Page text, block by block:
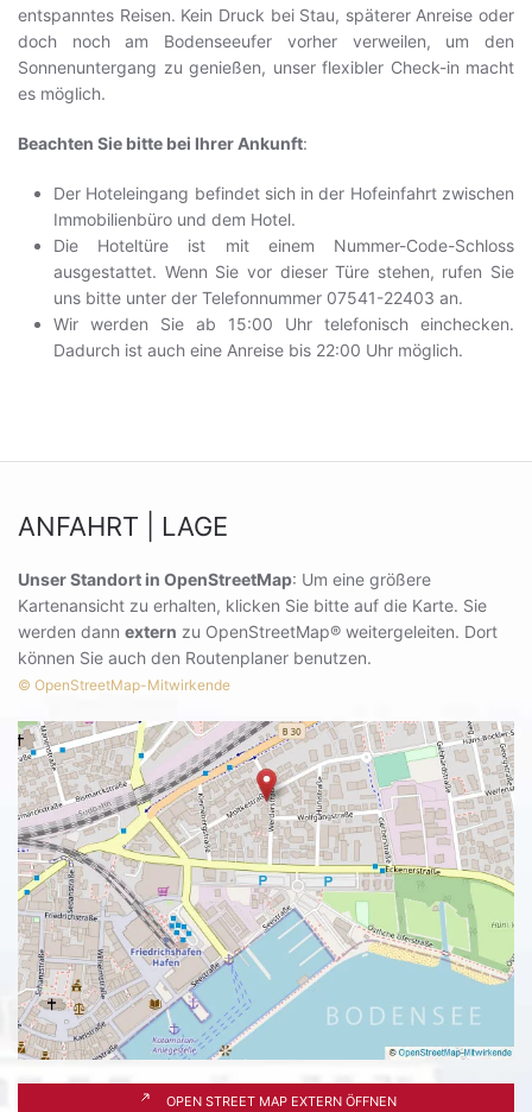
entspanntes Reisen. Kein Druck bei Stau, späterer Anreise oder
doch noch am Bodenseeufer vorher verweilen, um den
Sonnenuntergang zu genießen, unser flexibler Check-in macht
es möglich.
Beachten Sie bitte bei Ihrer Ankunft:
Der Hoteleingang befindet sich in der Hofeinfahrt zwischen
Immobilienbüro und dem Hotel.
Die Hoteltüre ist mit einem Nummer-Code-Schloss
ausgestattet. Wenn Sie vor dieser Türe stehen, rufen Sie
uns bitte unter der Telefonnummer 07541-22403 an.
Wir werden Sie ab 15:00 Uhr telefonisch einchecken.
Dadurch ist auch eine Anreise bis 22:00 Uhr möglich.
ANFAHRT | LAGE
Unser Standort in OpenStreetMap: Um eine größere
Kartenansicht zu erhalten, klicken Sie bitte auf die Karte. Sie
werden dann extern zu OpenStreetMap® weitergeleiten. Dort
können Sie auch den Routenplaner benutzen.
© OpenStreetMap-Mitwirkende
OPEN STREET MAP EXTERN ÖFFNEN